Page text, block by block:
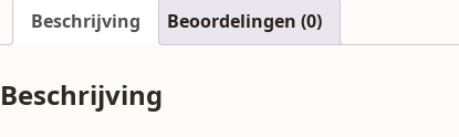
Beschrijving Beoordelingen (0)
Beschrijving